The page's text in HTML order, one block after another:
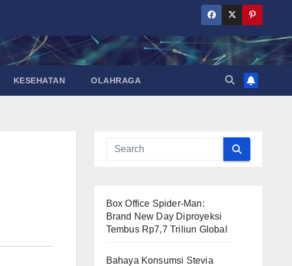
KESEHATAN OLAHRAGA
Box Office Spider-Man:
Brand New Day Diproyeksi
Tembus Rp7,7 Triliun Global
Bahaya Konsumsi Stevia